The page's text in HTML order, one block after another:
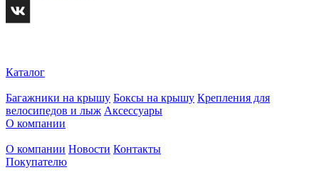
Каталог
Багажники на крышу Боксы на крышу Крепления для
велосипедов и лыж Аксессуары
О компании
О компании Новости Контакты
Покупателю